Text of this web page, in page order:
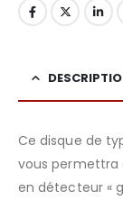
Ce disque de
vous permettra
en détecteur «